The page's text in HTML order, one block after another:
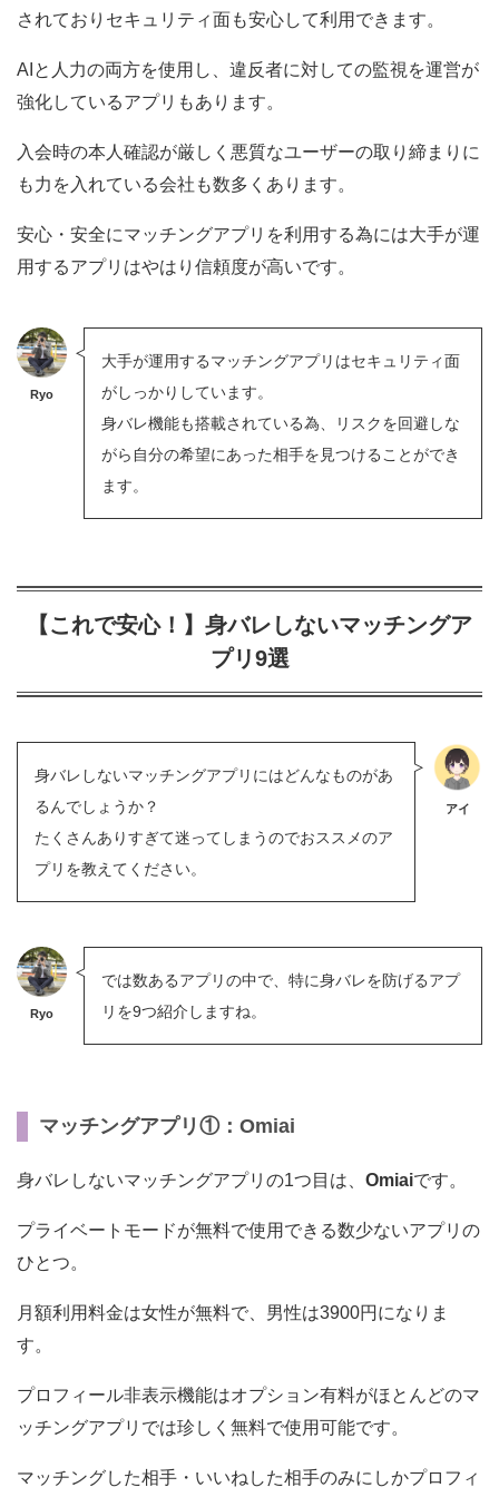
されておりセキュリティ面も安心して利用できます。
AIと人力の両方を使用し、違反者に対しての監視を運営が
強化しているアプリもあります。
入会時の本人確認が厳しく悪質なユーザーの取り締まりに
も力を入れている会社も数多くあります。
安心・安全にマッチングアプリを利用する為には大手が運
用するアプリはやはり信頼度が高いです。
Ryo
大手が運用するマッチングアプリはセキュリティ面
がしっかりしています。
身バレ機能も搭載されている為、リスクを回避しな
がら自分の希望にあった相手を見つけることができ
ます。
【これで安心！】身バレしないマッチングア
プリ9選
身バレしないマッチングアプリにはどんなものがあ
るんでしょうか？
たくさんありすぎて迷ってしまうのでおススメのア
プリを教えてください。
アイ
Ryo
では数あるアプリの中で、特に身バレを防げるアプ
リを9つ紹介しますね。
マッチングアプリ①：Omiai
身バレしないマッチングアプリの1つ目は、 Omiaiです。
プライベートモードが無料で使用できる数少ないアプリの
ひとつ。
月額利用料金は女性が無料で、男性は3900円になりま
す。
プロフィール非表示機能はオプション有料がほとんどのマ
ッチングアプリでは珍しく無料で使用可能です。
マッチングした相手・いいねした相手のみにしかプロフィ